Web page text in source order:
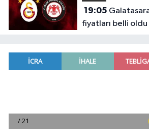
19:05
fiyatları belli oldu